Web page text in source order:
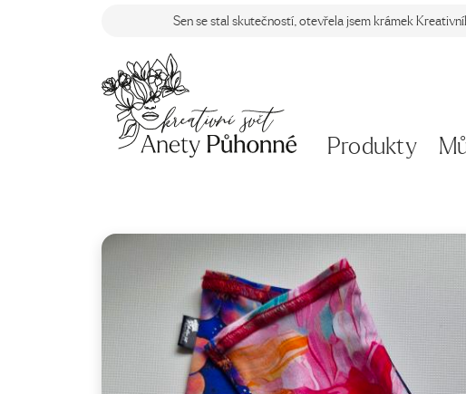
Sen se stal skutečností, otevřela jsem krámek
Produkty